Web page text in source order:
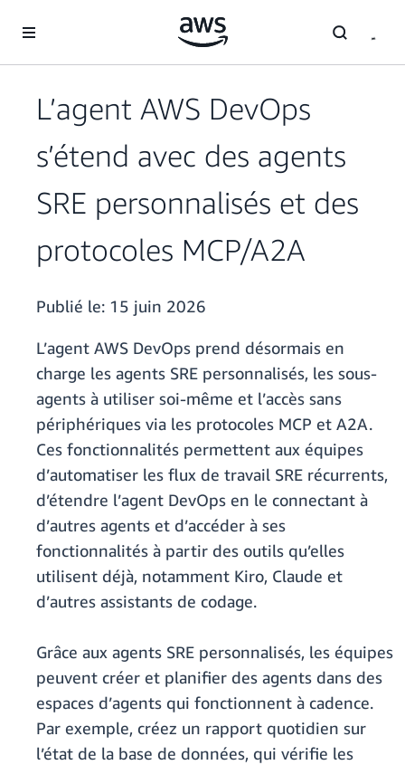
L’agent AWS DevOps
s’étend avec des agents
SRE personnalisés et des
protocoles MCP/A2A
Publié le: 15 juin 2026
L’agent AWS DevOps prend désormais en
charge les agents SRE personnalisés, les sous-
agents à utiliser soi-même et l’accès sans
périphériques via les protocoles MCP et A2A.
Ces fonctionnalités permettent aux équipes
d’automatiser les flux de travail SRE récurrents,
d’étendre l’agent DevOps en le connectant à
d’autres agents et d’accéder à ses
fonctionnalités à partir des outils qu’elles
utilisent déjà, notamment Kiro, Claude et
d’autres assistants de codage.
Grâce aux agents SRE personnalisés, les équipes
peuvent créer et planifier des agents dans des
espaces d’agents qui fonctionnent à cadence.
Par exemple, créez un rapport quotidien sur
l’état de la base de données, qui vérifie les